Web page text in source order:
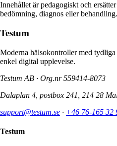
Innehållet är pedagogiskt och
bedömning, diagnos eller behandling.
Testum
Moderna hälsokontroller med
enkel digital upplevelse.
Testum AB · Org.nr559414-8073
Dalaplan 4, postbox 241, 214 28
support@testum.se · +46 76-165 32
Testum